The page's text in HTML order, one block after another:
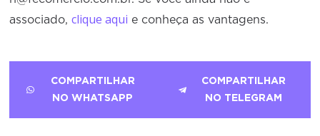
associado,clique aqui e conheça as vantagens.
COMPARTILHAR
NO WHATSAPP
COMPARTILHAR
NO TELEGRAM